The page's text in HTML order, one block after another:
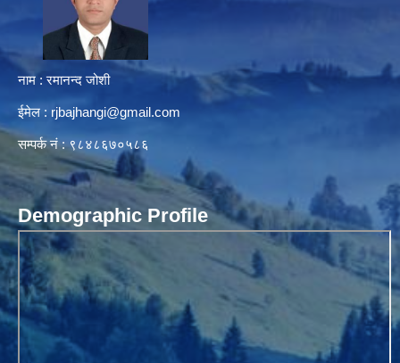
नाम : रमानन्द जोशी
ईमेल : rjbajhangi@gmail.com
सम्पर्क नं : ९८४८६७०५८६
Demographic Profile